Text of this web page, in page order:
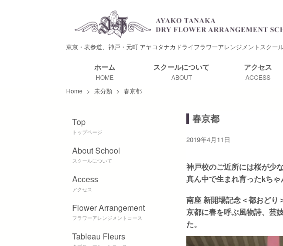
東京・表参道、神戸・元町 アヤコタナカドライフラワーアレンジメントスクー
ホーム
HOME
スクールについて
ABOUT
アクセス
ACCESS
Home > 未分類 > 春京都
春京都
2019年4月11日
神戸校のご近所には桜が少
真ん中で生まれ育ったkち
南座 新開場記念＜都おどり
京都に春を呼ぶ風物詩、芸
た。
Top
トップページ
About School
スクールについて
Access
アクセス
Flower Arrangement
フラワーアレンジメントコース
Tableau Fleurs